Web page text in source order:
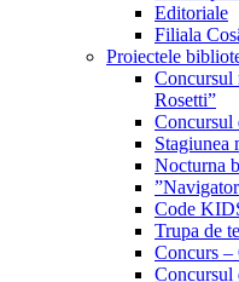
Editoriale
Filiala
Proiectele
Concursul
Rosetti”
Concursul
Stagiunea
Nocturna
Code
Trupa de
Concurs –
Concursul